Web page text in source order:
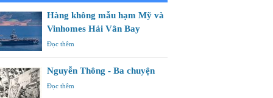
Hàng không mẫu hạm Mỹ và
Vinhomes Hải Vân Bay
Đọc thêm
Nguyễn Thông - Ba chuyện
Đọc thêm